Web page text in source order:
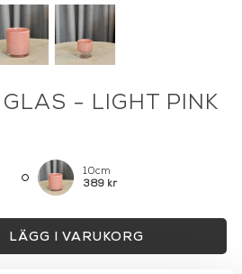
- LIGHT PINK
10cm
389 kr
LÄGG I VARUKORG